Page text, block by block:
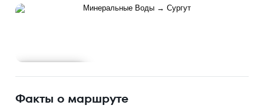
Факты о маршруте